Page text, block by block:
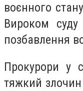
воєнного
Вироком
позбавлення
Прокурори у
тяжкий